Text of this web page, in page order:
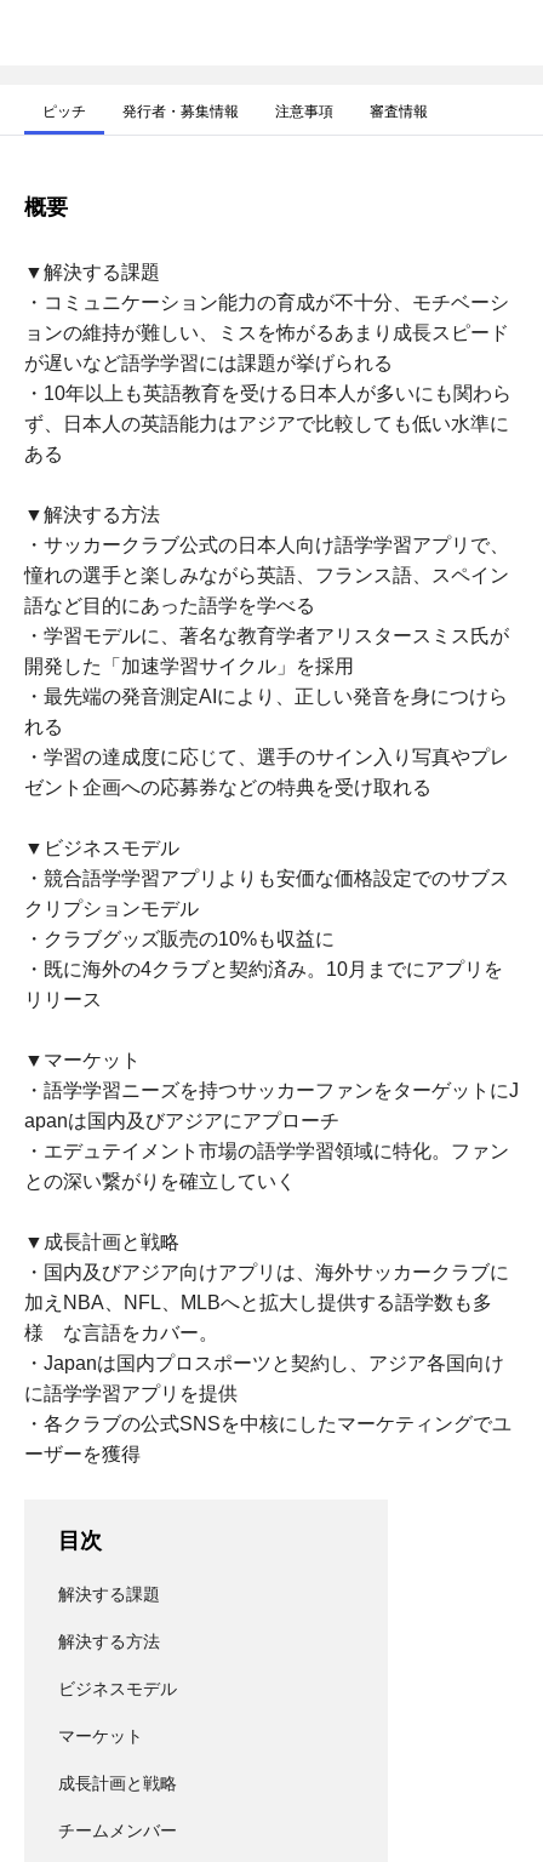
ピッチ 発行者・募集情報 注意事項 審査情報
概要
▼解決する課題
・コミュニケーション能力の育成が不十分、モチベーシ
ョンの維持が難しい、ミスを怖がるあまり成長スピード
が遅いなど語学学習には課題が挙げられる
・10年以上も英語教育を受ける日本人が多いにも関わら
ず、日本人の英語能力はアジアで比較しても低い水準に
ある
▼解決する方法
・サッカークラブ公式の日本人向け語学学習アプリで、
憧れの選手と楽しみながら英語、フランス語、スペイン
語など目的にあった語学を学べる
・学習モデルに、著名な教育学者アリスタースミス氏が
開発した「加速学習サイクル」を採用
・最先端の発音測定AIにより、正しい発音を身につけら
れる
・学習の達成度に応じて、選手のサイン入り写真やプレ
ゼント企画への応募券などの特典を受け取れる
▼ビジネスモデル
・競合語学学習アプリよりも安価な価格設定でのサブス
クリプションモデル
・クラブグッズ販売の10%も収益に
・既に海外の4クラブと契約済み。10月までにアプリを
リリース
▼マーケット
・語学学習ニーズを持つサッカーファンをターゲットにJ
apanは国内及びアジアにアプローチ
・エデュテイメント市場の語学学習領域に特化。ファン
との深い繋がりを確立していく
▼成長計画と戦略
・国内及びアジア向けアプリは、海外サッカークラブに
加えNBA、NFL、MLBへと拡大し提供する語学数も多
様 な言語をカバー。
・Japanは国内プロスポーツと契約し、アジア各国向け
に語学学習アプリを提供
・各クラブの公式SNSを中核にしたマーケティングでユ
ーザーを獲得
目次
解決する課題
解決する方法
ビジネスモデル
マーケット
成長計画と戦略
チームメンバー